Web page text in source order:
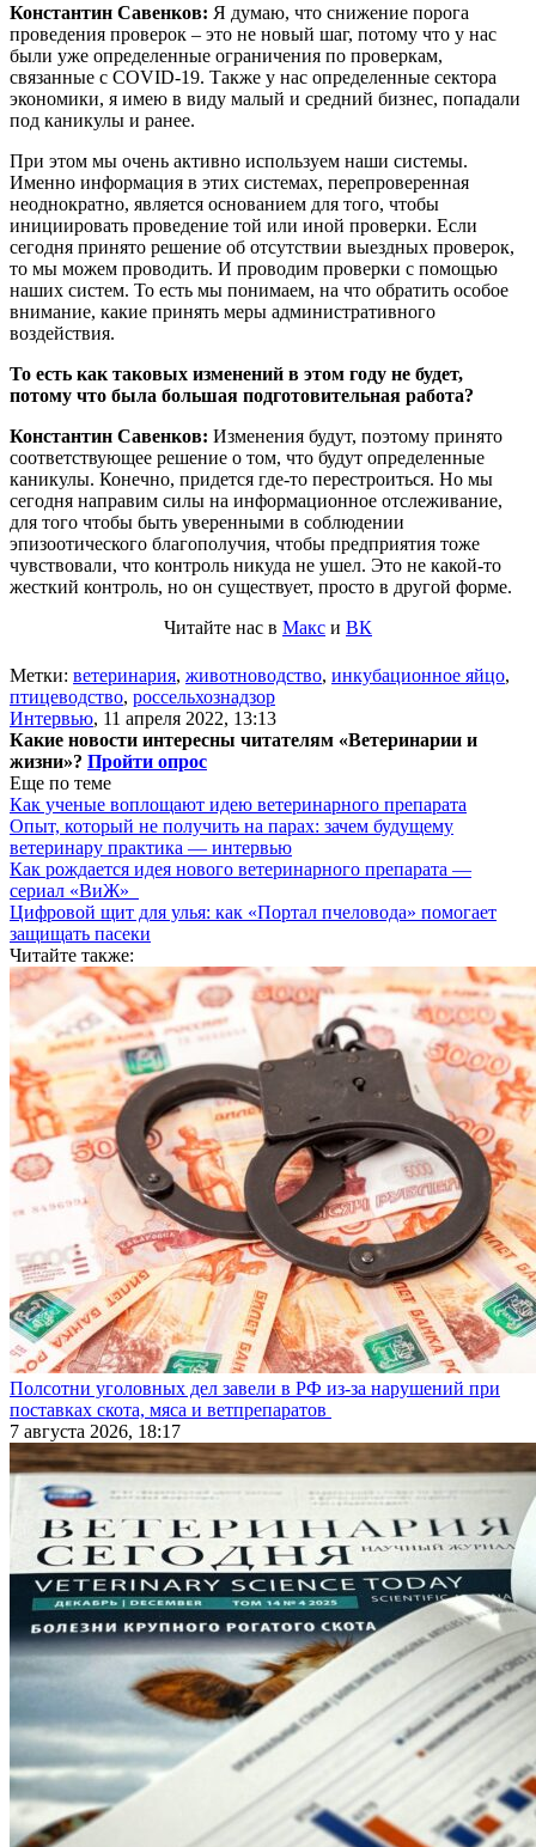
Константин Савенков: Я думаю, что снижение порога
проведения проверок – это не новый шаг, потому что у нас
были уже определенные ограничения по проверкам,
связанные с COVID-19. Также у нас определенные сектора
экономики, я имею в виду малый и средний бизнес, попадали
под каникулы и ранее.
При этом мы очень активно используем наши системы.
Именно информация в этих системах, перепроверенная
неоднократно, является основанием для того, чтобы
инициировать проведение той или иной проверки. Если
сегодня принято решение об отсутствии выездных проверок,
то мы можем проводить. И проводим проверки с помощью
наших систем. То есть мы понимаем, на что обратить особое
внимание, какие принять меры административного
воздействия.
То есть как таковых изменений в этом году не будет,
потому что была большая подготовительная работа?
Константин Савенков: Изменения будут, поэтому принято
соответствующее решение о том, что будут определенные
каникулы. Конечно, придется где-то перестроиться. Но мы
сегодня направим силы на информационное отслеживание,
для того чтобы быть уверенными в соблюдении
эпизоотического благополучия, чтобы предприятия тоже
чувствовали, что контроль никуда не ушел. Это не какой-то
жесткий контроль, но он существует, просто в другой форме.
Читайте нас в Макс и ВК
Метки: ветеринария, животноводство, инкубационное яйцо,
птицеводство, россельхознадзор
Интервью, 11 апреля 2022, 13:13
Какие новости интересны читателям «Ветеринарии и
жизни»? Пройти опрос
Еще по теме
Как ученые воплощают идею ветеринарного препарата
Опыт, который не получить на парах: зачем будущему
ветеринару практика — интервью
Как рождается идея нового ветеринарного препарата —
сериал «ВиЖ»
Цифровой щит для улья: как «Портал пчеловода» помогает
защищать пасеки
Читайте также:
Полсотни уголовных дел завели в РФ из-за нарушений при
поставках скота, мяса и ветпрепаратов
7 августа 2026, 18:17